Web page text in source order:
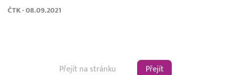
ČTK - 08.09.2021
Přejít